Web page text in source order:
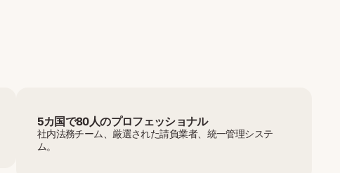
5カ国で80人のプロフェッショナル
社内法務チーム、厳選された請負業者、統一管理システ
ム。